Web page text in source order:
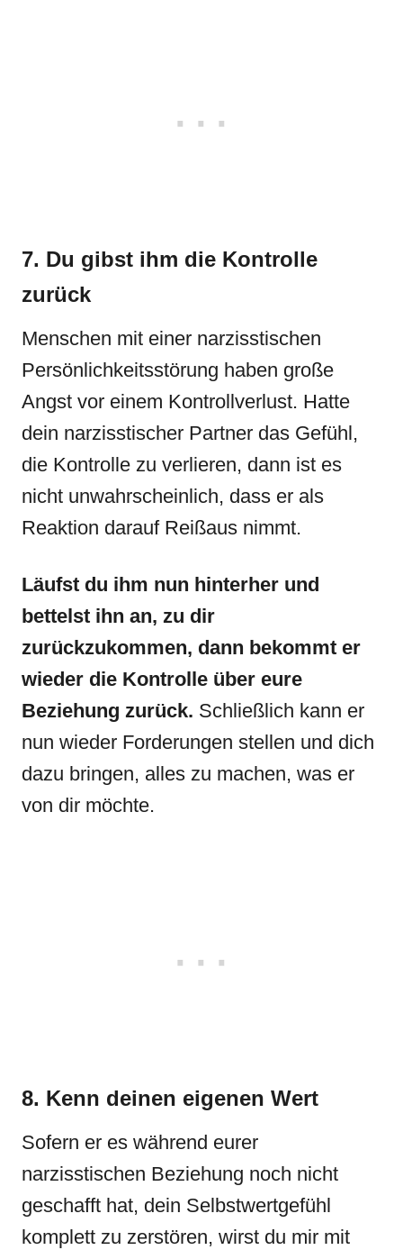
7. Du gibst ihm die Kontrolle
zurück
Menschen mit einer narzisstischen
Persönlichkeitsstörung haben große
Angst vor einem Kontrollverlust. Hatte
dein narzisstischer Partner das Gefühl,
die Kontrolle zu verlieren, dann ist es
nicht unwahrscheinlich, dass er als
Reaktion darauf Reißaus nimmt.
Läufst du ihm nun hinterher und
bettelst ihn an, zu dir
zurückzukommen, dann bekommt er
wieder die Kontrolle über eure
Beziehung zurück. Schließlich kann er
nun wieder Forderungen stellen und dich
dazu bringen, alles zu machen, was er
von dir möchte.
8. Kenn deinen eigenen Wert
Sofern er es während eurer
narzisstischen Beziehung noch nicht
geschafft hat, dein Selbstwertgefühl
komplett zu zerstören, wirst du mir mit